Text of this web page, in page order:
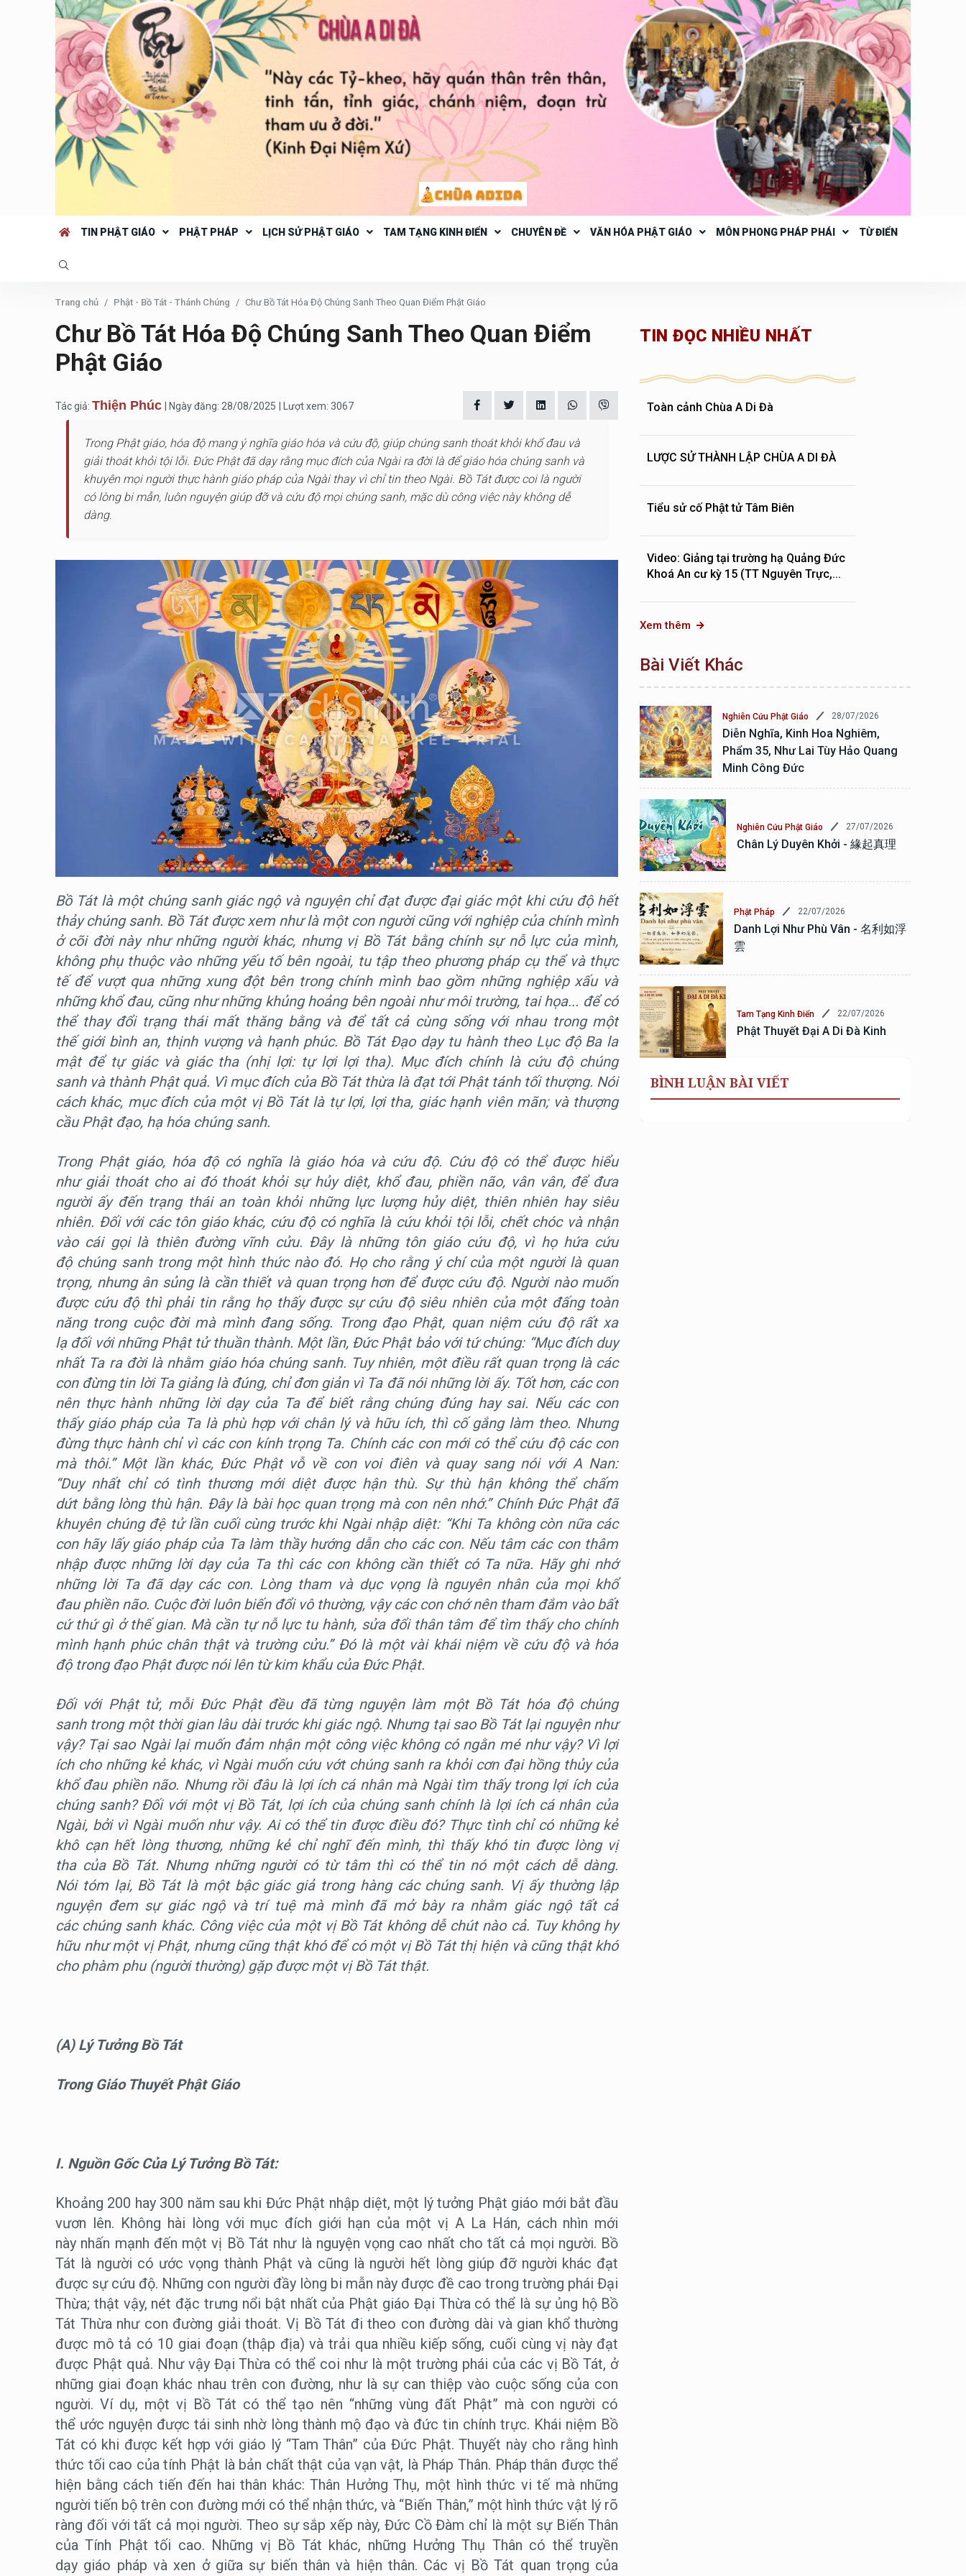
TIN PHẬT GIÁO PHẬT PHÁP LỊCH SỬ PHẬT GIÁO TAM TẠNG KINH ĐIỂN CHUYÊN ĐỀ VĂN HÓA PHẬT GIÁO MÔN PHONG PHÁP PHÁI TỪ ĐIỂN
Trang chủ Phật - Bồ Tát - Thánh Chúng Chư Bồ Tát Hóa Độ Chúng Sanh Theo Quan Điểm Phật Giáo
Chư Bồ Tát Hóa Độ Chúng Sanh Theo Quan Điểm
Phật Giáo
Tác giả: Thiện Phúc | Ngày đăng: 28/08/2025 | Lượt xem: 3067
Trong Phật giáo, hóa độ mang ý nghĩa giáo hóa và cứu độ, giúp chúng sanh thoát khỏi khổ đau và
giải thoát khỏi tội lỗi. Đức Phật đã dạy rằng mục đích của Ngài ra đời là để giáo hóa chúng sanh và
khuyên mọi người thực hành giáo pháp của Ngài thay vì chỉ tin theo Ngài. Bồ Tát được coi là người
có lòng bi mẫn, luôn nguyện giúp đỡ và cứu độ mọi chúng sanh, mặc dù công việc này không dễ
dàng.
Bồ Tát là một chúng sanh giác ngộ và nguyện chỉ đạt được đại giác một khi cứu độ hết
thảy chúng sanh. Bồ Tát được xem như là một con người cũng với nghiệp của chính mình
ở cõi đời này như những người khác, nhưng vị Bồ Tát bằng chính sự nỗ lực của mình,
không phụ thuộc vào những yếu tố bên ngoài, tu tập theo phương pháp cụ thể và thực
tế để vượt qua những xung đột bên trong chính mình bao gồm những nghiệp xấu và
những khổ đau, cũng như những khủng hoảng bên ngoài như môi trường, tai họa... để có
thể thay đổi trạng thái mất thăng bằng và để tất cả cùng sống với nhau trong một
thế giới bình an, thịnh vượng và hạnh phúc. Bồ Tát Đạo dạy tu hành theo Lục độ Ba la
mật để tự giác và giác tha (nhị lợi: tự lợi lợi tha). Mục đích chính là cứu độ chúng
sanh và thành Phật quả. Vì mục đích của Bồ Tát thừa là đạt tới Phật tánh tối thượng. Nói
cách khác, mục đích của một vị Bồ Tát là tự lợi, lợi tha, giác hạnh viên mãn; và thượng
cầu Phật đạo, hạ hóa chúng sanh.
Trong Phật giáo, hóa độ có nghĩa là giáo hóa và cứu độ. Cứu độ có thể được hiểu
như giải thoát cho ai đó thoát khỏi sự hủy diệt, khổ đau, phiền não, vân vân, để đưa
người ấy đến trạng thái an toàn khỏi những lực lượng hủy diệt, thiên nhiên hay siêu
nhiên. Đối với các tôn giáo khác, cứu độ có nghĩa là cứu khỏi tội lỗi, chết chóc và nhận
vào cái gọi là thiên đường vĩnh cửu. Đây là những tôn giáo cứu độ, vì họ hứa cứu
độ chúng sanh trong một hình thức nào đó. Họ cho rằng ý chí của một người là quan
trọng, nhưng ân sủng là cần thiết và quan trọng hơn để được cứu độ. Người nào muốn
được cứu độ thì phải tin rằng họ thấy được sự cứu độ siêu nhiên của một đấng toàn
năng trong cuộc đời mà mình đang sống. Trong đạo Phật, quan niệm cứu độ rất xa
lạ đối với những Phật tử thuần thành. Một lần, Đức Phật bảo với tứ chúng: “Mục đích duy
nhất Ta ra đời là nhằm giáo hóa chúng sanh. Tuy nhiên, một điều rất quan trọng là các
con đừng tin lời Ta giảng là đúng, chỉ đơn giản vì Ta đã nói những lời ấy. Tốt hơn, các con
nên thực hành những lời dạy của Ta để biết rằng chúng đúng hay sai. Nếu các con
thấy giáo pháp của Ta là phù hợp với chân lý và hữu ích, thì cố gắng làm theo. Nhưng
đừng thực hành chỉ vì các con kính trọng Ta. Chính các con mới có thể cứu độ các con
mà thôi.” Một lần khác, Đức Phật vỗ về con voi điên và quay sang nói với A Nan:
“Duy nhất chỉ có tình thương mới diệt được hận thù. Sự thù hận không thể chấm
dứt bằng lòng thù hận. Đây là bài học quan trọng mà con nên nhớ.” Chính Đức Phật đã
khuyên chúng đệ tử lần cuối cùng trước khi Ngài nhập diệt: “Khi Ta không còn nữa các
con hãy lấy giáo pháp của Ta làm thầy hướng dẫn cho các con. Nếu tâm các con thâm
nhập được những lời dạy của Ta thì các con không cần thiết có Ta nữa. Hãy ghi nhớ
những lời Ta đã dạy các con. Lòng tham và dục vọng là nguyên nhân của mọi khổ
đau phiền não. Cuộc đời luôn biến đổi vô thường, vậy các con chớ nên tham đắm vào bất
cứ thứ gì ở thế gian. Mà cần tự nỗ lực tu hành, sửa đổi thân tâm để tìm thấy cho chính
mình hạnh phúc chân thật và trường cửu.” Đó là một vài khái niệm về cứu độ và hóa
độ trong đạo Phật được nói lên từ kim khẩu của Đức Phật.
Đối với Phật tử, mỗi Đức Phật đều đã từng nguyện làm một Bồ Tát hóa độ chúng
sanh trong một thời gian lâu dài trước khi giác ngộ. Nhưng tại sao Bồ Tát lại nguyện như
vậy? Tại sao Ngài lại muốn đảm nhận một công việc không có ngằn mé như vậy? Vì lợi
ích cho những kẻ khác, vì Ngài muốn cứu vớt chúng sanh ra khỏi cơn đại hồng thủy của
khổ đau phiền não. Nhưng rồi đâu là lợi ích cá nhân mà Ngài tìm thấy trong lợi ích của
chúng sanh? Đối với một vị Bồ Tát, lợi ích của chúng sanh chính là lợi ích cá nhân của
Ngài, bởi vì Ngài muốn như vậy. Ai có thể tin được điều đó? Thực tình chỉ có những kẻ
khô cạn hết lòng thương, những kẻ chỉ nghĩ đến mình, thì thấy khó tin được lòng vị
tha của Bồ Tát. Nhưng những người có từ tâm thì có thể tin nó một cách dễ dàng.
Nói tóm lại, Bồ Tát là một bậc giác giả trong hàng các chúng sanh. Vị ấy thường lập
nguyện đem sự giác ngộ và trí tuệ mà mình đã mở bày ra nhằm giác ngộ tất cả
các chúng sanh khác. Công việc của một vị Bồ Tát không dễ chút nào cả. Tuy không hy
hữu như một vị Phật, nhưng cũng thật khó để có một vị Bồ Tát thị hiện và cũng thật khó
cho phàm phu (người thường) gặp được một vị Bồ Tát thật.
(A) Lý Tưởng Bồ Tát
Trong Giáo Thuyết Phật Giáo
I. Nguồn Gốc Của Lý Tưởng Bồ Tát:
Khoảng 200 hay 300 năm sau khi Đức Phật nhập diệt, một lý tưởng Phật giáo mới bắt đầu
vươn lên. Không hài lòng với mục đích giới hạn của một vị A La Hán, cách nhìn mới
này nhấn mạnh đến một vị Bồ Tát như là nguyện vọng cao nhất cho tất cả mọi người. Bồ
Tát là người có ước vọng thành Phật và cũng là người hết lòng giúp đỡ người khác đạt
được sự cứu độ. Những con người đầy lòng bi mẫn này được đề cao trong trường phái Đại
Thừa; thật vậy, nét đặc trưng nổi bật nhất của Phật giáo Đại Thừa có thể là sự ủng hộ Bồ
Tát Thừa như con đường giải thoát. Vị Bồ Tát đi theo con đường dài và gian khổ thường
được mô tả có 10 giai đoạn (thập địa) và trải qua nhiều kiếp sống, cuối cùng vị này đạt
được Phật quả. Như vậy Đại Thừa có thể coi như là một trường phái của các vị Bồ Tát, ở
những giai đoạn khác nhau trên con đường, như là sự can thiệp vào cuộc sống của con
người. Ví dụ, một vị Bồ Tát có thể tạo nên “những vùng đất Phật” mà con người có
thể ước nguyện được tái sinh nhờ lòng thành mộ đạo và đức tin chính trực. Khái niệm Bồ
Tát có khi được kết hợp với giáo lý “Tam Thân” của Đức Phật. Thuyết này cho rằng hình
thức tối cao của tính Phật là bản chất thật của vạn vật, là Pháp Thân. Pháp thân được thể
hiện bằng cách tiến đến hai thân khác: Thân Hưởng Thụ, một hình thức vi tế mà những
người tiến bộ trên con đường mới có thể nhận thức, và “Biến Thân,” một hình thức vật lý rõ
ràng đối với tất cả mọi người. Theo sự sắp xếp này, Đức Cồ Đàm chỉ là một sự Biến Thân
của Tính Phật tối cao. Những vị Bồ Tát khác, những Hưởng Thụ Thân có thể truyền
dạy giáo pháp và xen ở giữa sự biến thân và hiện thân. Các vị Bồ Tát quan trọng của
TIN ĐỌC NHIỀU NHẤT
Toàn cảnh Chùa A Di Đà
LƯỢC SỬ THÀNH LẬP CHÙA A DI ĐÀ
Tiểu sử cố Phật tử Tâm Biên
Video: Giảng tại trường hạ Quảng Đức
Khoá An cư kỳ 15 (TT Nguyên Trực,...
Xem thêm
Bài Viết Khác
Nghiên Cứu Phật Giáo 28/07/2026
Diễn Nghĩa, Kinh Hoa Nghiêm,
Phẩm 35, Như Lai Tùy Hảo Quang
Minh Công Đức
Nghiên Cứu Phật Giáo 27/07/2026
Chân Lý Duyên Khởi - 緣起真理
Phật Pháp 22/07/2026
Danh Lợi Như Phù Vân - 名利如浮
雲
Tam Tạng Kinh Điển 22/07/2026
Phật Thuyết Đại A Di Đà Kinh
BÌNH LUẬN BÀI VIẾT